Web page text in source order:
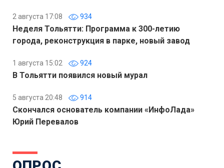
2 августа 17:08 934
Неделя Тольятти: Программа к 300-летию
города, реконструкция в парке, новый завод
1 августа 15:02 924
В Тольятти появился новый мурал
5 августа 20:48 914
Скончался основатель компании «ИнфоЛада»
Юрий Перевалов